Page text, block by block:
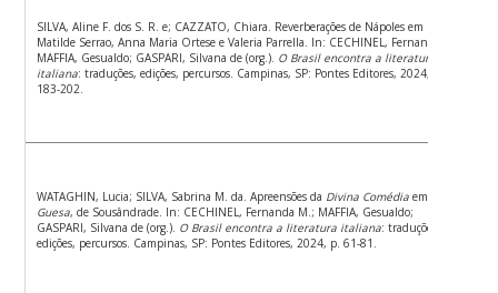
SILVA, Aline F. dos S. R. e; CAZZATO, Chiara. Reverberações de Nápoles em
Matilde Serrao, Anna Maria Ortese e Valeria Parrella. In: CECHINEL, Fernanda M.;
MAFFIA, Gesualdo; GASPARI, Silvana de (org.). O Brasil encontra a literatura
italiana: traduções, edições, percursos. Campinas, SP: Pontes Editores, 2024, p.
183-202.
WATAGHIN, Lucia; SILVA, Sabrina M. da. Apreensões da Divina Comédia em
Guesa, de Sousândrade. In: CECHINEL, Fernanda M.; MAFFIA, Gesualdo;
GASPARI, Silvana de (org.). O Brasil encontra a literatura italiana: traduções,
edições, percursos. Campinas, SP: Pontes Editores, 2024, p. 61-81.